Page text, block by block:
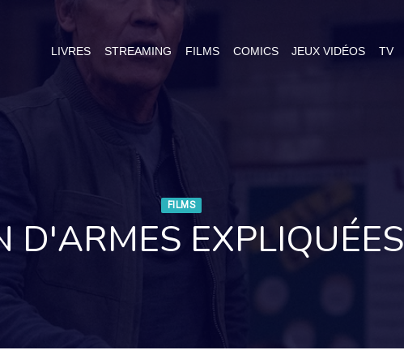
LIVRES STREAMING FILMS COMICS JEUX VIDÉOS TV
FILMS
D'ARMES EXPLIQUÉES